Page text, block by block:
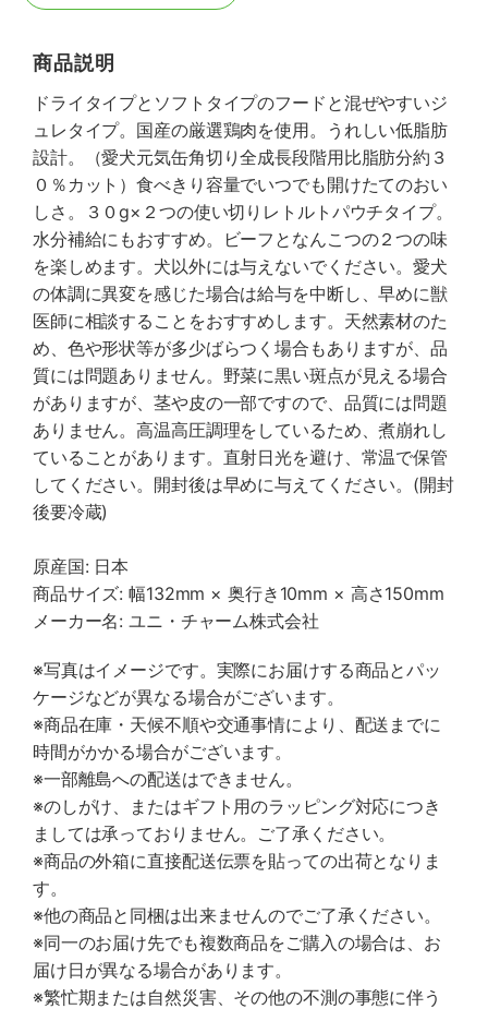
商品説明
ドライタイプとソフトタイプのフードと混ぜやすいジ
ュレタイプ。国産の厳選鶏肉を使用。うれしい低脂肪
設計。（愛犬元気缶角切り全成長段階用比脂肪分約３
０％カット）食べきり容量でいつでも開けたてのおい
しさ。３０g×２つの使い切りレトルトパウチタイプ。
水分補給にもおすすめ。ビーフとなんこつの２つの味
を楽しめます。犬以外には与えないでください。愛犬
の体調に異変を感じた場合は給与を中断し、早めに獣
医師に相談することをおすすめします。天然素材のた
め、色や形状等が多少ばらつく場合もありますが、品
質には問題ありません。野菜に黒い斑点が見える場合
がありますが、茎や皮の一部ですので、品質には問題
ありません。高温高圧調理をしているため、煮崩れし
ていることがあります。直射日光を避け、常温で保管
してください。開封後は早めに与えてください。(開封
後要冷蔵)
原産国: 日本
商品サイズ: 幅132mm × 奥行き10mm × 高さ150mm
メーカー名: ユニ・チャーム株式会社
※写真はイメージです。実際にお届けする商品とパッ
ケージなどが異なる場合がございます。
※商品在庫・天候不順や交通事情により、配送までに
時間がかかる場合がございます。
※一部離島への配送はできません。
※のしがけ、またはギフト用のラッピング対応につき
ましては承っておりません。ご了承ください。
※商品の外箱に直接配送伝票を貼っての出荷となりま
す。
※他の商品と同梱は出来ませんのでご了承ください。
※同一のお届け先でも複数商品をご購入の場合は、お
届け日が異なる場合があります。
※繁忙期または自然災害、その他の不測の事態に伴う